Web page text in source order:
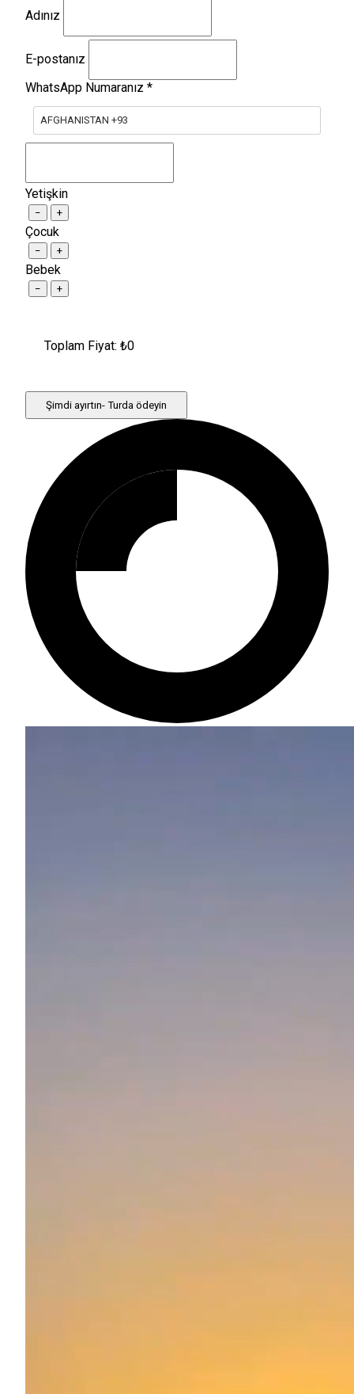
Adınız
E-postanız
WhatsApp Numaranız *
AFGHANISTAN +93
Yetişkin
− +
Çocuk
− +
Bebek
− +
Toplam Fiyat: ₺0
Şimdi ayırtın- Turda ödeyin